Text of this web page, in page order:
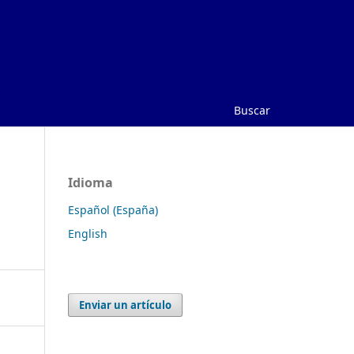
Buscar
Idioma
Español (España)
English
Enviar un artículo